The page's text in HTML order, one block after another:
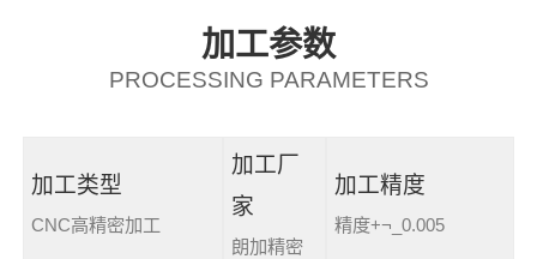
加工参数
PROCESSING PARAMETERS
加工类型
CNC高精密加工
加工厂
家
朗加精密
加工精度
精度+¬_0.005